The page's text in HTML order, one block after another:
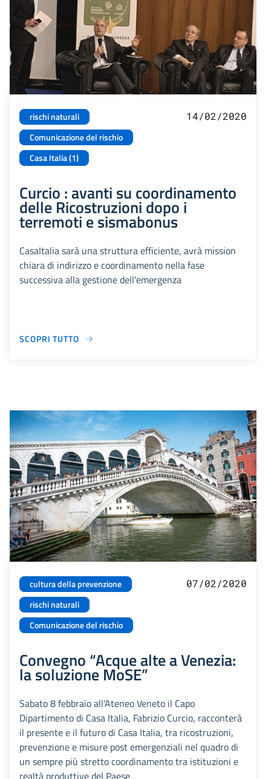
rischi naturali
Comunicazione del rischio
Casa Italia (1)
14/02/2020
Curcio : avanti su coordinamento
delle Ricostruzioni dopo i
terremoti e sismabonus
CasaItalia sarà una struttura efficiente, avrà mission
chiara di indirizzo e coordinamento nella fase
successiva alla gestione dell'emergenza
SCOPRI TUTTO
cultura della prevenzione
rischi naturali
Comunicazione del rischio
07/02/2020
Convegno “Acque alte a Venezia:
la soluzione MoSE”
Sabato 8 febbraio all'Ateneo Veneto il Capo
Dipartimento di Casa Italia, Fabrizio Curcio, racconterà
il presente e il futuro di Casa Italia, tra ricostruzioni,
prevenzione e misure post emergenziali nel quadro di
un sempre più stretto coordinamento tra istituzioni e